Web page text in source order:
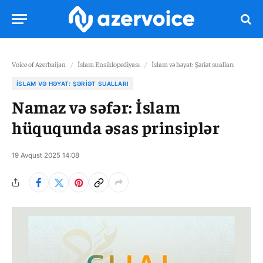
Voice of Azerbaijan / İslam Ensiklopediyası / İslam və həyat: Şəriət sualları
İSLAM VƏ HƏYAT: ŞƏRIƏT SUALLARI
Namaz və səfər: İslam
hüququnda əsas prinsiplər
19 Avqust 2025 14:08